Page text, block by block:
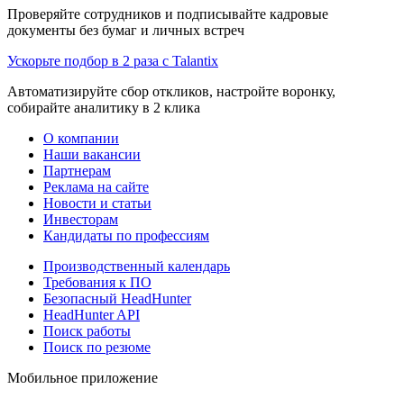
Проверяйте сотрудников и подписывайте кадровые
документы без бумаг и личных встреч
Ускорьте подбор в 2 раза с Talantix
Автоматизируйте сбор откликов, настройте воронку,
собирайте аналитику в 2 клика
О компании
Наши вакансии
Партнерам
Реклама на сайте
Новости и статьи
Инвесторам
Кандидаты по профессиям
Производственный календарь
Требования к ПО
Безопасный HeadHunter
HeadHunter API
Поиск работы
Поиск по резюме
Мобильное приложение